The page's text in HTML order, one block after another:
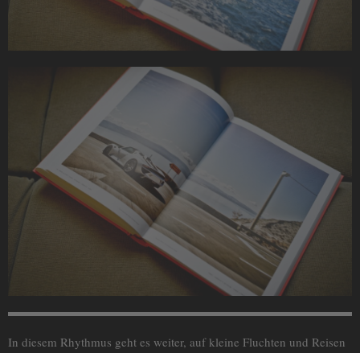
In diesem Rhythmus geht es weiter, auf kleine Fluchten und Reisen